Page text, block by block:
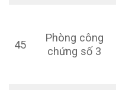
45
Phòng công
chứng số 3